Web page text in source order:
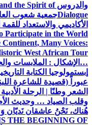
والدروسthe Spirit of
Dialogueجمعية شعوب
الأكاديمي والاستعداد
Participate in the World
Continent, Many Voices:
West African Tour
…الإشكال : الملابسات
إبستمولوجيا الكتابة
عبوراً (قصيدة للشاعرة
الشعر وطنًا | الرحلة
وقلب الصياد … وحديث
هُناك، نَحْنُ عاشقان نَديّان
THE BEGINNING OF